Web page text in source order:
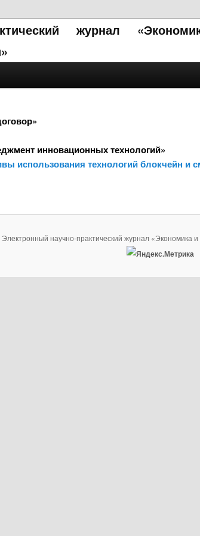
журнал
инновационных технологий»
использования технологий блокчейн и
научно-практический журнал «Экономика